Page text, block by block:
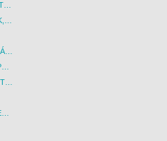
KÖZVETLEN TENGERPARTI SZÁLLÁSOK
ALL INCLUSIVE UTAZÁSOK, NYARALÁSOK
BUSZOS VÁROSLÁTOGATÁSOK
BUSZOS GYEREKBARÁT PROGRAMOK
BUSZOS TÚRÁK, GYALOGTÚRÁK
CSAK FELNŐTT VENDÉGEKET FOGADÓ SZÁLLÁSOK